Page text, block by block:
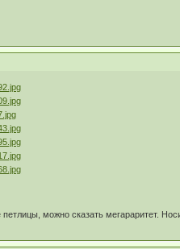
можно сказать мегараритет.